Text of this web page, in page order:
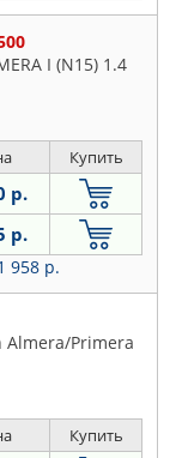
I (N15) 1.4
Купить
р.
р.
958 р.
Almera/Primera
Купить